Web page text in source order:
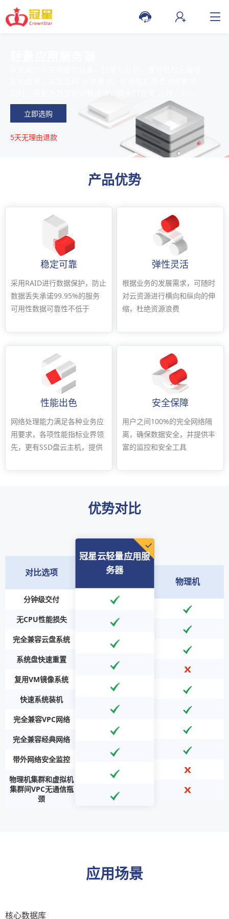
更专注于核心业务的创新
立即选购
5天无理由退款
产品优势
稳定可靠
采用RAID进行数据保护，防止
数据丢失承诺99.95%的服务
可用性数据可靠性不低于
弹性灵活
根据业务的发展需求，可随时
对云资源进行横向和纵向的伸
缩，杜绝资源浪费
性能出色
网络处理能力满足各种业务应
用要求，各项性能指标业界领
先，更有SSD盘云主机，提供
安全保障
用户之间100%的完全网络隔
离，确保数据安全，并提供丰
富的监控和安全工具
优势对比
对比选项
分钟级交付
无CPU性能损失
完全兼容云盘系统
系统盘快速重置
复用VM镜像系统
快速系统装机
完全兼容VPC网络
完全兼容经典网络
带外网络安全监控
物理机集群和虚拟机
集群间VPC无通信瓶
颈
冠星云轻量应用服
务器
物理机
应用场景
核心数据库